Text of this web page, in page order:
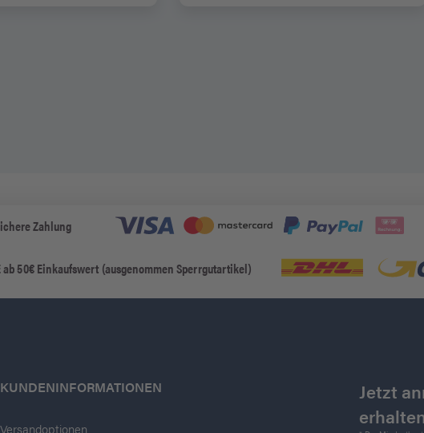
Zahlung
ab 50€ Einkaufswert (ausgenommen Sperrgutartikel)
KUNDENINFORMATIONEN
Versandoptionen
Jetzt